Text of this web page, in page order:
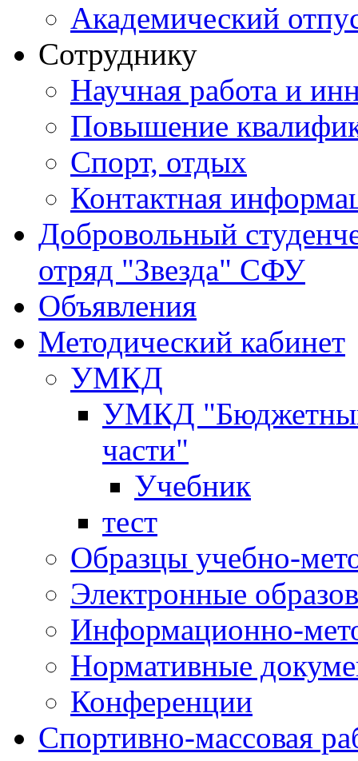
Академический
Сотруднику
Научная работа и
Повышение
Спорт, отдых
Контактная
Добровольный
отряд "Звезда" СФУ
Объявления
Методический кабинет
УМКД
УМКД "Бюджетный
части"
Учебник
тест
Образцы учебно-
Электронные
Информационно-
Нормативные
Конференции
Спортивно-массовая